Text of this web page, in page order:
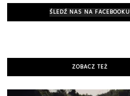
ŚLEDŹ NAS NA FACEBOOKU
ZOBACZ TEŻ